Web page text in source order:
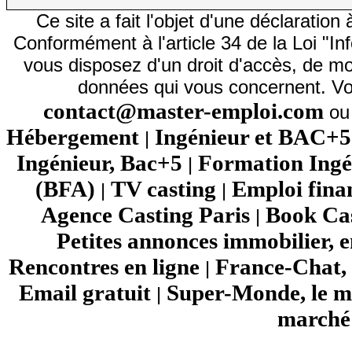
Ce site a fait l'objet d'une déclaration
Conformément à l'article 34 de la Loi
vous disposez d'un droit d'accès, de
données qui vous concernent.
contact@master-emploi.com
Hébergement | Ingénieur et
Ingénieur, Bac+5 | Formation
(BFA) | TV casting | Emploi
Agence Casting Paris | Book
Petites annonces immobilier,
Rencontres en ligne | France-Chat,
Email gratuit| Super-Monde, le